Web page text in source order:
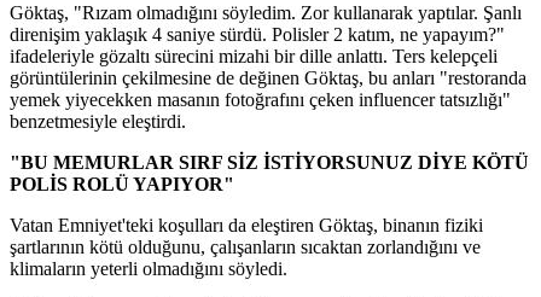
Göktaş, "Rızam olmadığını söyledim. Zor kullanarak yaptılar. Şanlı
direnişim yaklaşık 4 saniye sürdü. Polisler 2 katım, ne yapayım?"
ifadeleriyle gözaltı sürecini mizahi bir dille anlattı. Ters kelepçeli
görüntülerinin çekilmesine de değinen Göktaş, bu anları "restoranda
yemek yiyecekken masanın fotoğrafını çeken influencer tatsızlığı"
benzetmesiyle eleştirdi.
"BU MEMURLAR SIRF SİZ İSTİYORSUNUZ DİYE KÖTÜ
POLİS ROLÜ YAPIYOR"
Vatan Emniyet'teki koşulları da eleştiren Göktaş, binanın fiziki
şartlarının kötü olduğunu, çalışanların sıcaktan zorlandığını ve
klimaların yeterli olmadığını söyledi.